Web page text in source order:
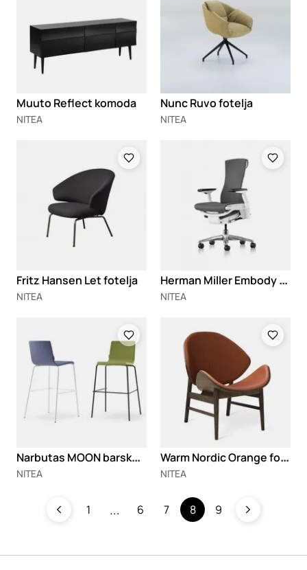
Muuto Reflect komoda
NITEA
Nunc Ruvo fotelja
NITEA
Fritz Hansen Let fotelja
NITEA
H
erman Miller Embody radna stolica
NITEA
N
arbutas MOON barske stolice
NITEA
W
arm Nordic Orange fotelja
NITEA
1 6 7 8 9